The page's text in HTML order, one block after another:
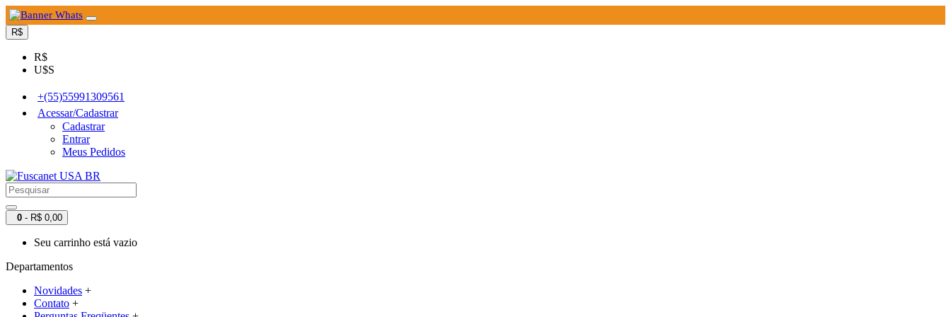
R$
R$
U$S
+(55)55991309561
Acessar/Cadastrar
Cadastrar
Entrar
Meus Pedidos
0 - R$ 0,00
Seu carrinho está vazio
Departamentos
Novidades +
Contato +